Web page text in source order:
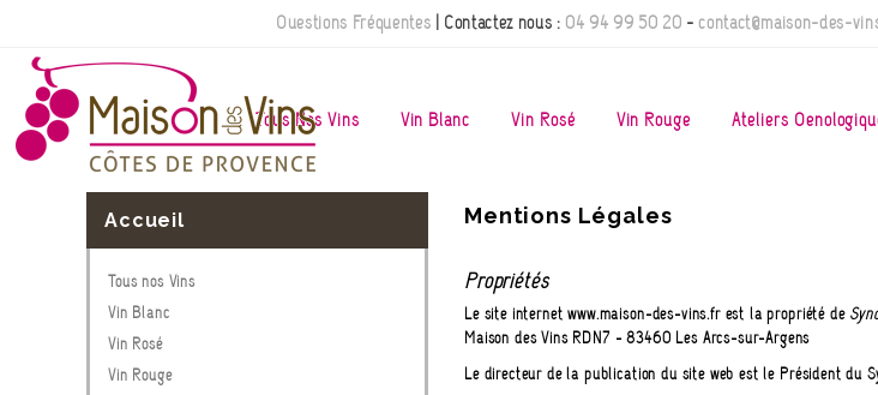
Questions Fréquentes | Contactez nous : 04 94 99 50 20 - contact@maison-des-
Tous Nos Vins Vin Blanc Vin Rosé Vin Rouge Ateliers
Accueil
Tous nos Vins
Vin Blanc
Vin Rosé
Vin Rouge
Mentions Légales
Propriétés
Le site internet www.maison-des-vins.fr est la propriété de
Maison des Vins RDN7 - 83460 Les Arcs-sur-Argens
Le directeur de la publication du site web est le Président du